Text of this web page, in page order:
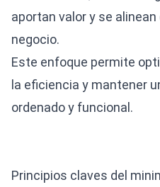
aportan valor y se
negocio.
Este enfoque permite
la eficiencia y mantener
ordenado y funcional.
Principios claves del